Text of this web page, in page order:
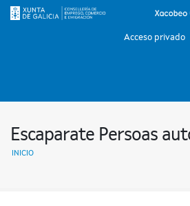
Acceso privado
Escaparate Persoas
INICIO